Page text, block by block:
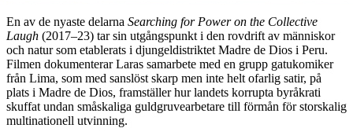
En av de nyaste delarna Searching for Power on the Collective
Laugh (2017–23) tar sin utgångspunkt i den rovdrift av människor
och natur som etablerats i djungeldistriktet Madre de Dios i Peru.
Filmen dokumenterar Laras samarbete med en grupp gatukomiker
från Lima, som med sanslöst skarp men inte helt ofarlig satir, på
plats i Madre de Dios, framställer hur landets korrupta byråkrati
skuffat undan småskaliga guldgruvearbetare till förmån för storskalig
multinationell utvinning.